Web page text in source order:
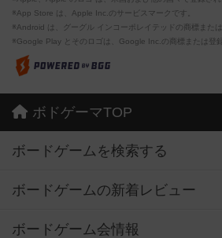
※App Store は、Apple Inc.のサービスマークです。
※Android は、グーグル インコーポレイテッドの商標または
※Google Play とそのロゴは、Google Inc.の商標または登
ボドゲーマTOP
ボードゲームを検索する
ボードゲームの新着レビュー
ボードゲーム会情報